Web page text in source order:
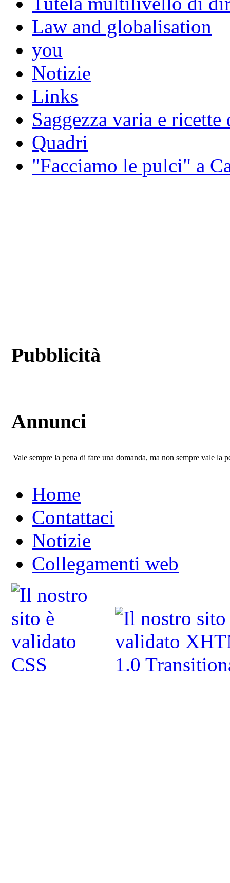
Law and globalisation
you
Notizie
Links
Saggezza varia e
Quadri
"Facciamo le pulci" a
Pubblicità
Annunci
Vale sempre la pena di fare una domanda, ma non sempre vale la
Home
Contattaci
Notizie
Collegamenti web